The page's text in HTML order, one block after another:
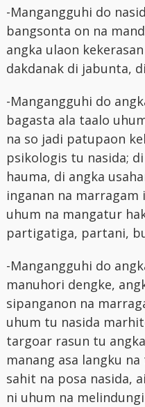
-Mangangguhi do
bangsonta on na
angka ulaon
dakdanak di jabunta,
-Mangangguhi do
bagasta ala taalo
na so jadi patupaon
psikologis tu nasida;
hauma, di angka
inganan na marragam
uhum na mangatur
partigatiga, partani,
-Mangangguhi do
manuhori dengke,
sipanganon na
uhum tu nasida
targoar rasun tu
manang asa langku
sahit na posa nasida,
ni uhum na